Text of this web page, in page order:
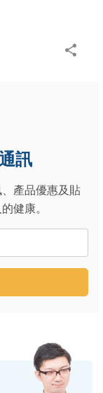
訊
產品優惠及貼
健康。